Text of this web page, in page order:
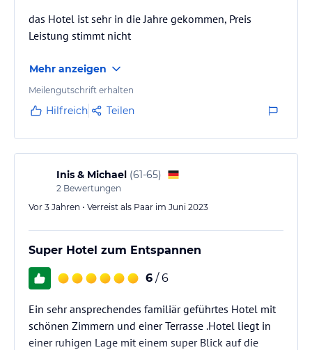
das Hotel ist sehr in die Jahre gekommen, Preis
Leistung stimmt nicht
Mehr anzeigen
Meilengutschrift erhalten
Hilfreich Teilen
Inis & Michael (61-65)
2 Bewertungen
Vor 3 Jahren • Verreist als Paar im Juni 2023
Super Hotel zum Entspannen
6 / 6
Ein sehr ansprechendes familiär geführtes Hotel mit
schönen Zimmern und einer Terrasse .Hotel liegt in
einer ruhigen Lage mit einem super Blick auf die